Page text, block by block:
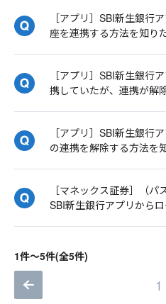
［アプリ］SBI新生銀行
座を連携する方法を知り
［アプリ］SBI新生銀行
携していたが、連携が解
［アプリ］SBI新生銀行
の連携を解除する方法を
［マネックス証券］（パ
SBI新生銀行アプリからロ
1件～5件(全5件)
1